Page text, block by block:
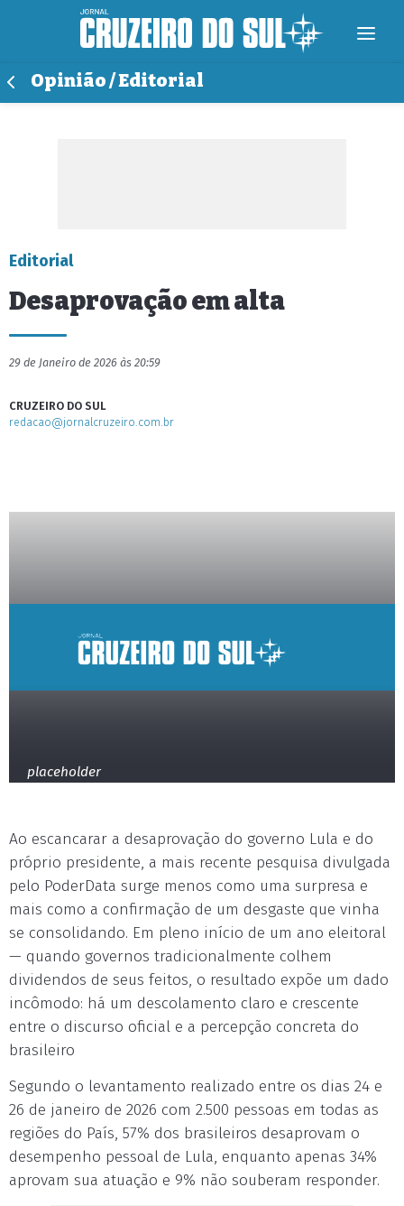
Opinião / Editorial
Editorial
Desaprovação em alta
29 de Janeiro de 2026 às 20:59
CRUZEIRO DO SUL
redacao@jornalcruzeiro.com.br
placeholder
Ao escancarar a desaprovação do governo Lula e do
próprio presidente, a mais recente pesquisa divulgada
pelo PoderData surge menos como uma surpresa e
mais como a confirmação de um desgaste que vinha
se consolidando. Em pleno início de um ano eleitoral
— quando governos tradicionalmente colhem
dividendos de seus feitos, o resultado expõe um dado
incômodo: há um descolamento claro e crescente
entre o discurso oficial e a percepção concreta do
brasileiro
Segundo o levantamento realizado entre os dias 24 e
26 de janeiro de 2026 com 2.500 pessoas em todas as
regiões do País, 57% dos brasileiros desaprovam o
desempenho pessoal de Lula, enquanto apenas 34%
aprovam sua atuação e 9% não souberam responder.